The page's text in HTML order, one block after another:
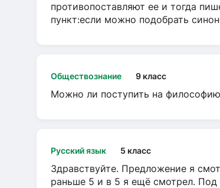
противопоставляют ее и тогда
пункт:если можно подобрать
Обществознание 9 класс
Можно ли поступить на
Русский язык 5 класс
Здравствуйте. Предложение я
раньше 5 и в 5 я ещё смотрел. Под